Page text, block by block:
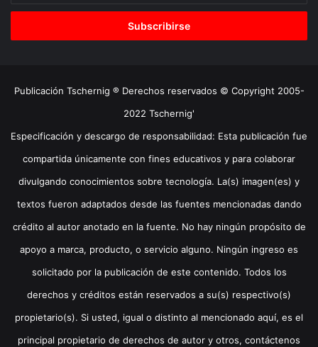
correo
Publicación Tschernig ® Derechos reservados © Copyright 2005-
2022 Tschernig'
Especificación y descargo de responsabilidad: Esta publicación fue
compartida únicamente con fines educativos y para colaborar
divulgando conocimientos sobre tecnología. La(s) imagen(es) y
textos fueron adaptados desde las fuentes mencionadas dando
crédito al autor anotado en la fuente. No hay ningún propósito de
apoyo a marca, producto, o servicio alguno. Ningún ingreso es
solicitado por la publicación de este contenido. Todos los
derechos y créditos están reservados a su(s) respectivo(s)
propietario(s). Si usted, igual o distinto al mencionado aquí, es el
principal propietario de derechos de autor y otros, contáctenos